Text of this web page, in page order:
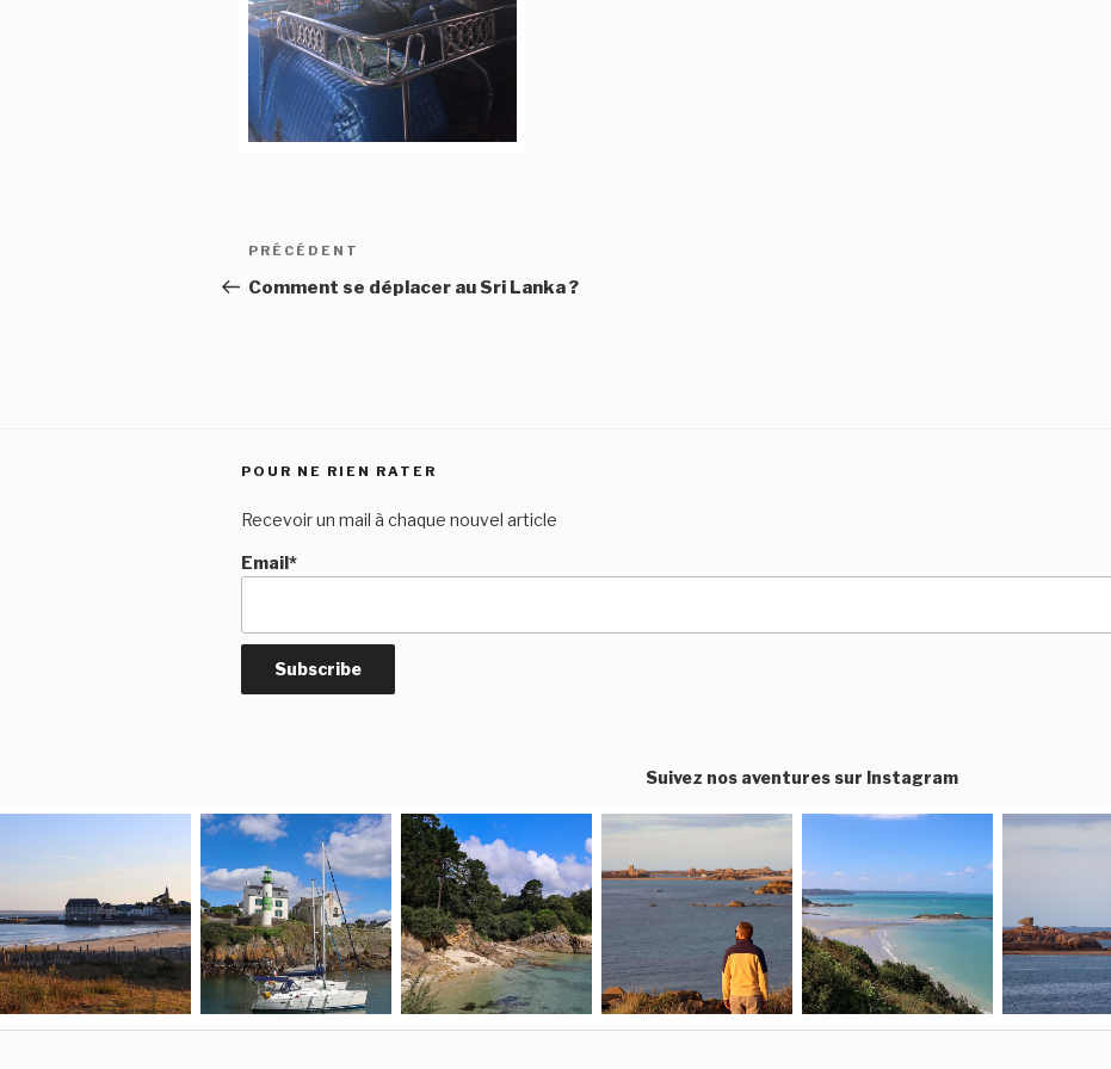
Navigation
de
Article
précédent
PRÉCÉDENT
Comment se déplacer au Sri Lanka ?
POUR NE RIEN RATER
Recevoir un mail à chaque nouvel article
Email*
Suivez nos aventures sur Instagram